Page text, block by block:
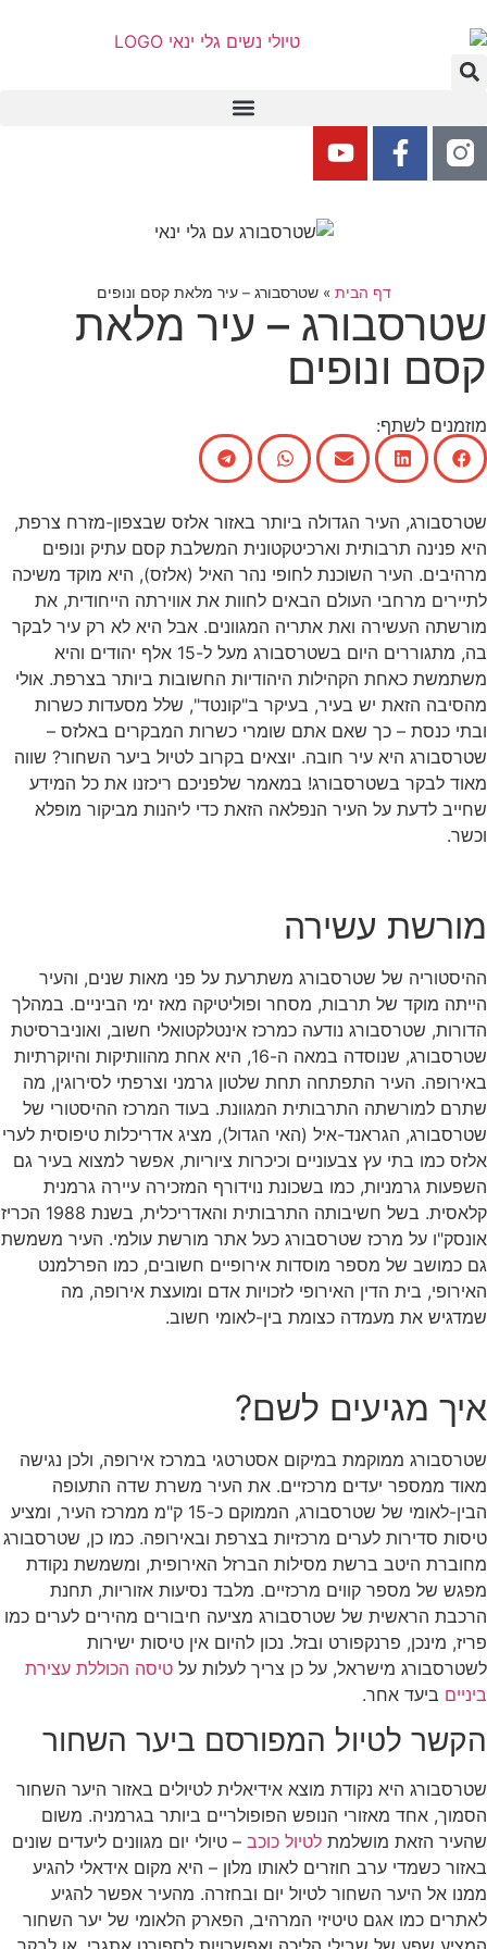
דף הבית »שטרסבורג – עיר מלאת קסם ונופים
שטרסבורג – עיר מלאת
קסם ונופים
מוזמנים לשתף:
שטרסבורג, העיר הגדולה ביותר באזור אלזס שבצפון-מזרח צרפת,
היא פנינה תרבותית וארכיטקטונית המשלבת קסם עתיק ונופים
מרהיבים. העיר השוכנת לחופי נהר האיל (אלזס), היא מוקד משיכה
לתיירים מרחבי העולם הבאים לחוות את אווירתה הייחודית, את
מורשתה העשירה ואת אתריה המגוונים. אבל היא לא רק עיר לבקר
בה, מתגוררים היום בשטרסבורג מעל ל-15 אלף יהודים והיא
משתמשת כאחת הקהילות היהודיות החשובות ביותר בצרפת. אולי
מהסיבה הזאת יש בעיר, בעיקר ב"קונטד", שלל מסעדות כשרות
ובתי כנסת – כך שאם אתם שומרי כשרות המבקרים באלזס –
שטרסבורג היא עיר חובה. יוצאים בקרוב לטיול ביער השחור? שווה
מאוד לבקר בשטרסבורג! במאמר שלפניכם ריכזנו את כל המידע
שחייב לדעת על העיר הנפלאה הזאת כדי ליהנות מביקור מופלא
וכשר.
מורשת עשירה
ההיסטוריה של שטרסבורג משתרעת על פני מאות שנים, והעיר
הייתה מוקד של תרבות, מסחר ופוליטיקה מאז ימי הביניים. במהלך
הדורות, שטרסבורג נודעה כמרכז אינטלקטואלי חשוב, ואוניברסיטת
שטרסבורג, שנוסדה במאה ה-16, היא אחת מהוותיקות והיוקרתיות
באירופה. העיר התפתחה תחת שלטון גרמני וצרפתי לסירוגין, מה
שתרם למורשתה התרבותית המגוונת. בעוד המרכז ההיסטורי של
שטרסבורג, הגראנד-איל (האי הגדול), מציג אדריכלות טיפוסית לערי
אלזס כמו בתי עץ צבעוניים וכיכרות ציוריות, אפשר למצוא בעיר גם
השפעות גרמניות, כמו בשכונת נוידורף המזכירה עיירה גרמנית
קלאסית. בשל חשיבותה התרבותית והאדריכלית, בשנת 1988 הכריז
אונסק"ו על מרכז שטרסבורג כעל אתר מורשת עולמי. העיר משמשת
גם כמושב של מספר מוסדות אירופיים חשובים, כמו הפרלמנט
האירופי, בית הדין האירופי לזכויות אדם ומועצת אירופה, מה
שמדגיש את מעמדה כצומת בין-לאומי חשוב.
איך מגיעים לשם?
שטרסבורג ממוקמת במיקום אסטרטגי במרכז אירופה, ולכן נגישה
מאוד ממספר יעדים מרכזיים. את העיר משרת שדה התעופה
הבין-לאומי של שטרסבורג, הממוקם כ-15 ק"מ ממרכז העיר, ומציע
טיסות סדירות לערים מרכזיות בצרפת ובאירופה. כמו כן, שטרסבורג
מחוברת היטב ברשת מסילות הברזל האירופית, ומשמשת נקודת
מפגש של מספר קווים מרכזיים. מלבד נסיעות אזוריות, תחנת
הרכבת הראשית של שטרסבורג מציעה חיבורים מהירים לערים כמו
פריז, מינכן, פרנקפורט ובזל. נכון להיום אין טיסות ישירות
לשטרסבורג מישראל, על כן צריך לעלות על טיסה הכוללת עצירת
ביניים ביעד אחר.
הקשר לטיול המפורסם ביער השחור
שטרסבורג היא נקודת מוצא אידיאלית לטיולים באזור היער השחור
הסמוך, אחד מאזורי הנופש הפופולריים ביותר בגרמניה. משום
שהעיר הזאת מושלמת לטיול כוכב – טיולי יום מגוונים ליעדים שונים
באזור כשמדי ערב חוזרים לאותו מלון – היא מקום אידאלי להגיע
ממנו אל היער השחור לטיול יום ובחזרה. מהעיר אפשר להגיע
לאתרים כמו אגם טיטיזי המרהיב, הפארק הלאומי של יער השחור